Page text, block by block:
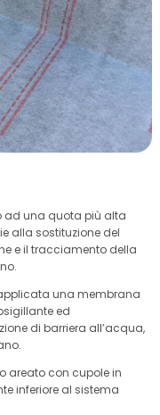
ad una quota più alta
alla sostituzione del
e il tracciamento della
una membrana
ed
di barriera all’acqua,
areato con cupole in
inferiore al sistema